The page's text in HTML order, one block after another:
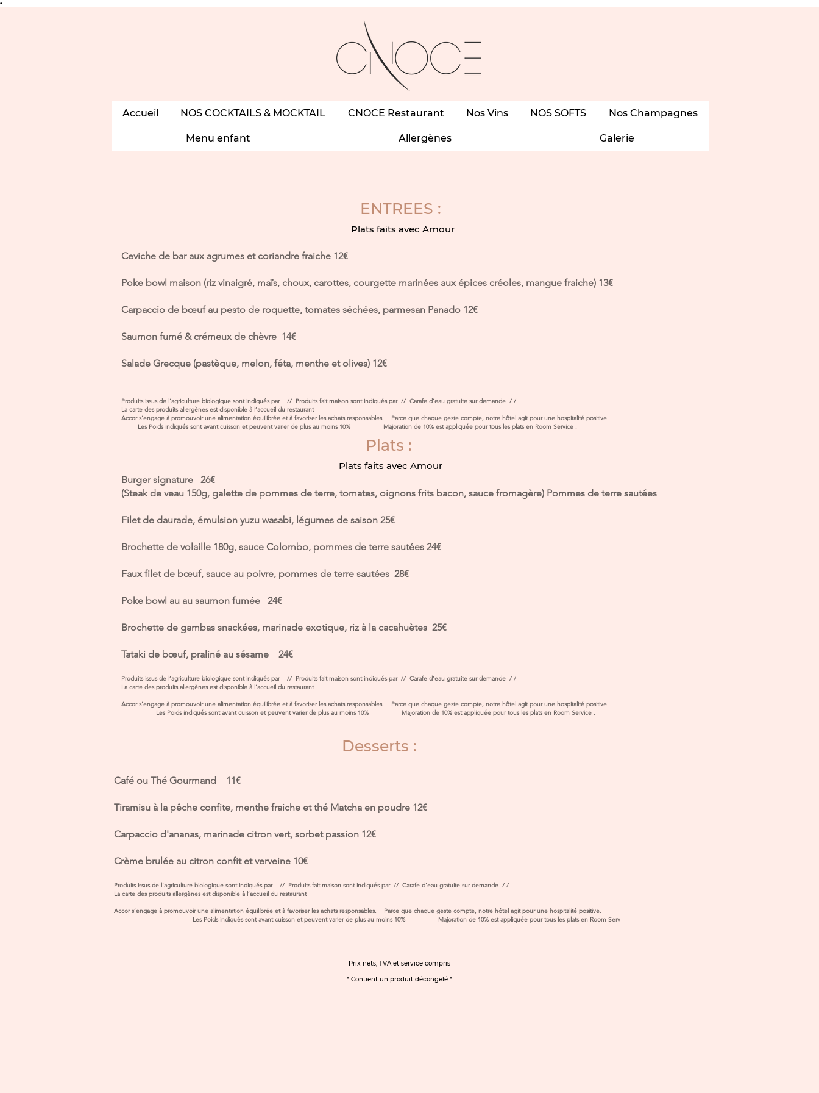
•
Accueil NOS COCKTAILS & MOCKTAIL CNOCE Restaurant Nos Vins NOS SOFTS Nos Champagnes
Menu enfant Allergènes Galerie
ENTREES :
Plats faits avec Amour
Ceviche de bar aux agrumes et coriandre fraiche 12€
Poke bowl maison (riz vinaigré, maïs, choux, carottes, courgette marinées aux épices créoles, mangue fraiche) 13€
Carpaccio de bœuf au pesto de roquette, tomates séchées, parmesan Panado 12€
Saumon fumé & crémeux de chèvre 14€
Salade Grecque (pastèque, melon, féta, menthe et olives) 12€
​Produits issus de l’agriculture biologique sont indiqués par // Produits fait maison sont indiqués par // Carafe d’eau gratuite sur demande / /
La carte des produits allergènes est disponible à l’accueil du restaurant
Accor s’engage à promouvoir une alimentation équilibrée et à favoriser les achats responsables. Parce que chaque geste compte, notre hôtel agit pour une hospitalité positive.
Les Poids indiqués sont avant cuisson et peuvent varier de plus au moins 10% Majoration de 10% est appliquée pour tous les plats en Room Service .
Plats :
Plats faits avec Amour
Burger signature 26€
(Steak de veau 150g, galette de pommes de terre, tomates, oignons frits bacon, sauce fromagère) Pommes de terre sautées
Filet de daurade, émulsion yuzu wasabi, légumes de saison 25€
Brochette de volaille 180g, sauce Colombo, pommes de terre sautées 24€
Faux filet de bœuf, sauce au poivre, pommes de terre sautées 28€​
Poke bowl au au saumon fumée 24€
Brochette de gambas snackées, marinade exotique, riz à la cacahuètes 25€
Tataki de bœuf, praliné au sésame 24€
Produits issus de l’agriculture biologique sont indiqués par // Produits fait maison sont indiqués par // Carafe d’eau gratuite sur demande / /
La carte des produits allergènes est disponible à l’accueil du restaurant
Accor s’engage à promouvoir une alimentation équilibrée et à favoriser les achats responsables. Parce que chaque geste compte, notre hôtel agit pour une hospitalité positive.
Les Poids indiqués sont avant cuisson et peuvent varier de plus au moins 10% Majoration de 10% est appliquée pour tous les plats en Room Service .
Desserts :
Café ou Thé Gourmand 11€
Tiramisu à la pêche confite, menthe fraiche et thé Matcha en poudre 12€
Carpaccio d'ananas, marinade citron vert, sorbet passion 12€
Crème brulée au citron confit et verveine 10€
Produits issus de l’agriculture biologique sont indiqués par // Produits fait maison sont indiqués par // Carafe d’eau gratuite sur demande / /
La carte des produits allergènes est disponible à l’accueil du restaurant
Accor s’engage à promouvoir une alimentation équilibrée et à favoriser les achats responsables. Parce que chaque geste compte, notre hôtel agit pour une hospitalité positive.
Les Poids indiqués sont avant cuisson et peuvent varier de plus au moins 10% Majoration de 10% est appliquée pour tous les plats en Room Serv
Prix nets, TVA et service compris
* Contient un produit décongelé *